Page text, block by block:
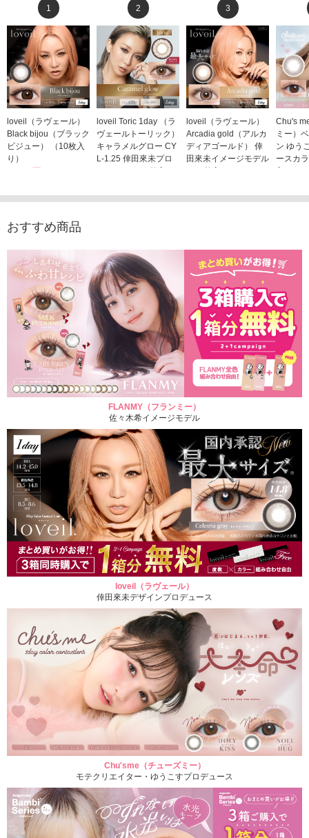
1
loveil（ラヴェール）
Black bijou（ブラック
ビジュー） （10枚入
り）
2
loveil Toric 1day （ラ
ヴェールトーリック）
キャラメルグロー CY
L-1.25 倖田來未プロ
デュース （10枚入
1,760円(税込)
3
loveil（ラヴェール）
Arcadia gold（アルカ
ディアゴールド） 倖
田來未イメージモデル
（10枚入り）
Chu's
ミー）
ン ゆう
ースカ
入り）
おすすめ商品
FLANMY（フランミー）
佐々木希イメージモデル
loveil（ラヴェール）
倖田來未デザインプロデュース
Chu'sme（チューズミー）
モテクリエイター・ゆうこすプロデュース